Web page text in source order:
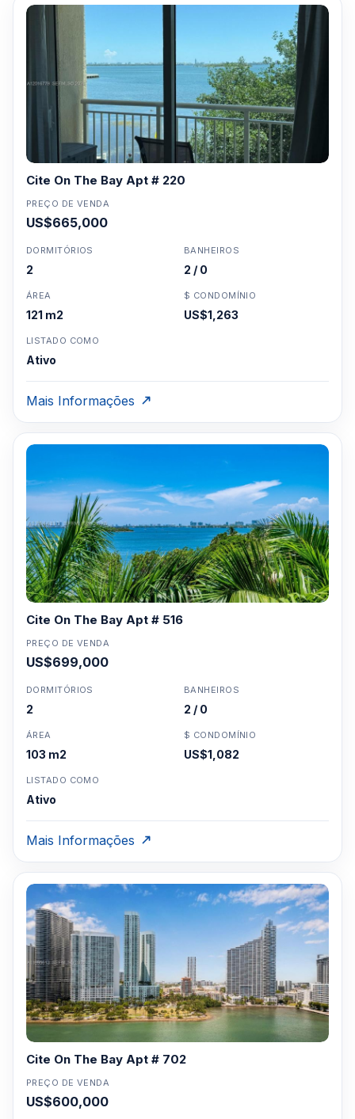
Cite On The Bay Apt # 220
PREÇO DE VENDA
US$665,000
DORMITÓRIOS
2
BANHEIROS
2 / 0
ÁREA
121 m2
$ CONDOMÍNIO
US$1,263
LISTADO COMO
Ativo
Mais Informações
Cite On The Bay Apt # 516
PREÇO DE VENDA
US$699,000
DORMITÓRIOS
2
BANHEIROS
2 / 0
ÁREA
103 m2
$ CONDOMÍNIO
US$1,082
LISTADO COMO
Ativo
Mais Informações
Cite On The Bay Apt # 702
PREÇO DE VENDA
US$600,000